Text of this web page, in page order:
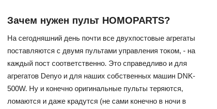
Зачем нужен пульт HOMOPARTS?
На сегодняшний день почти все двухпостовые агрегаты
поставляются с двумя пультами управления током, - на
каждый пост соответственно. Это справедливо и для
агрегатов Denyo и для наших собственных машин DNK-
500W. Ну и конечно оригинальные пульты теряются,
ломаются и даже крадутся (не сами конечно в ночи в